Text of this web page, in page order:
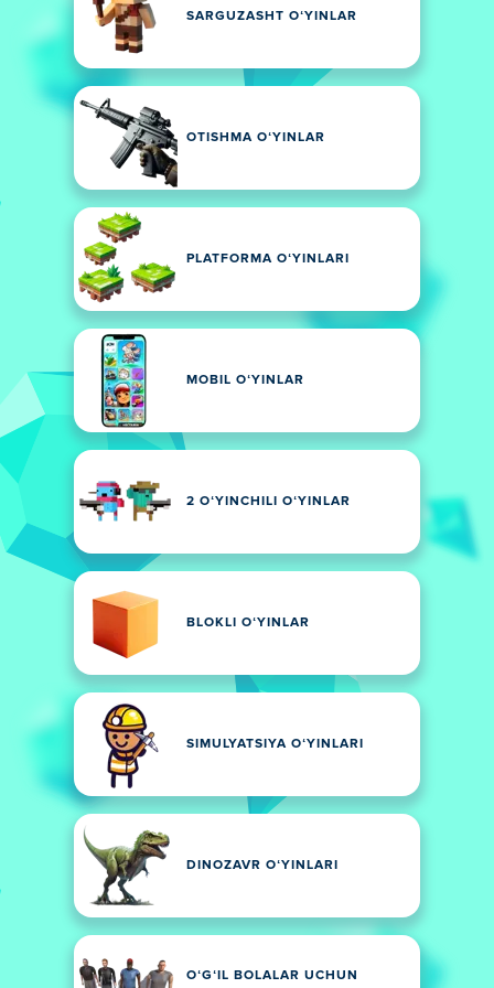
SARGUZASHT OʻYINLAR
OTISHMA OʻYINLAR
PLATFORMA OʻYINLARI
MOBIL OʻYINLAR
2 OʻYINCHILI OʻYINLAR
BLOKLI OʻYINLAR
SIMULYATSIYA OʻYINLARI
DINOZAVR OʻYINLARI
OʻGʻIL BOLALAR UCHUN